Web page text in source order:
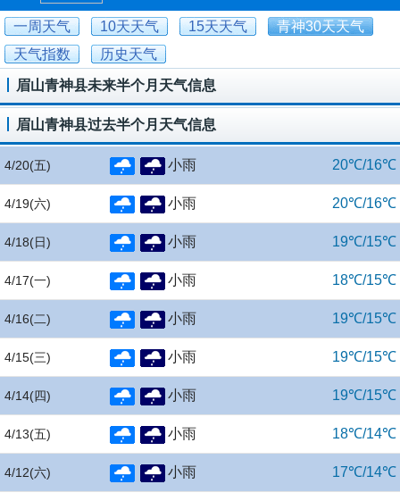
一周天气 10天天气 15天天气
青神30天天气
天气指数
历史天气
眉山青神县未来半个月天气信息
眉山青神县过去半个月天气信息
4/20(五) 小雨 20℃/16℃
4/19(六) 小雨 20℃/16℃
4/18(日) 小雨 19℃/15℃
4/17(一) 小雨 18℃/15℃
4/16(二) 小雨 19℃/15℃
4/15(三) 小雨 19℃/15℃
4/14(四) 小雨 19℃/15℃
4/13(五) 小雨 18℃/14℃
4/12(六) 小雨 17℃/14℃